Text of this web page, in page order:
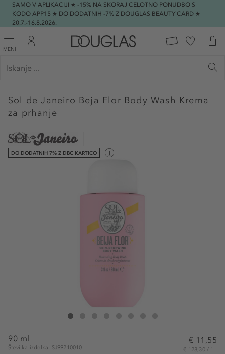
SAMO V APLIKACIJI ★ -15% NA SKORAJ CELOTNO PONUDBO S
KODO APP15 ★ DO DODATNIH -7% Z DOUGLAS BEAUTY CARD ★
20.7.-16.8.2026.
MENI
Sol de Janeiro Beja Flor Body Wash Krema
za prhanje
DO DODATNIH 7% Z DBC KARTICO
Sol de Janeiro Beja Flor Body Wash
90 ml
Številka izdelka: SJ99210010
€ 11,55
€ 128,30 / 1 l